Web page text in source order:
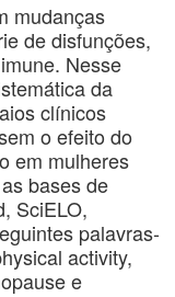
mudanças
de disfunções,
Nesse
da
clínicos
o efeito do
em mulheres
bases de
SciELO,
palavras-
activity,
e